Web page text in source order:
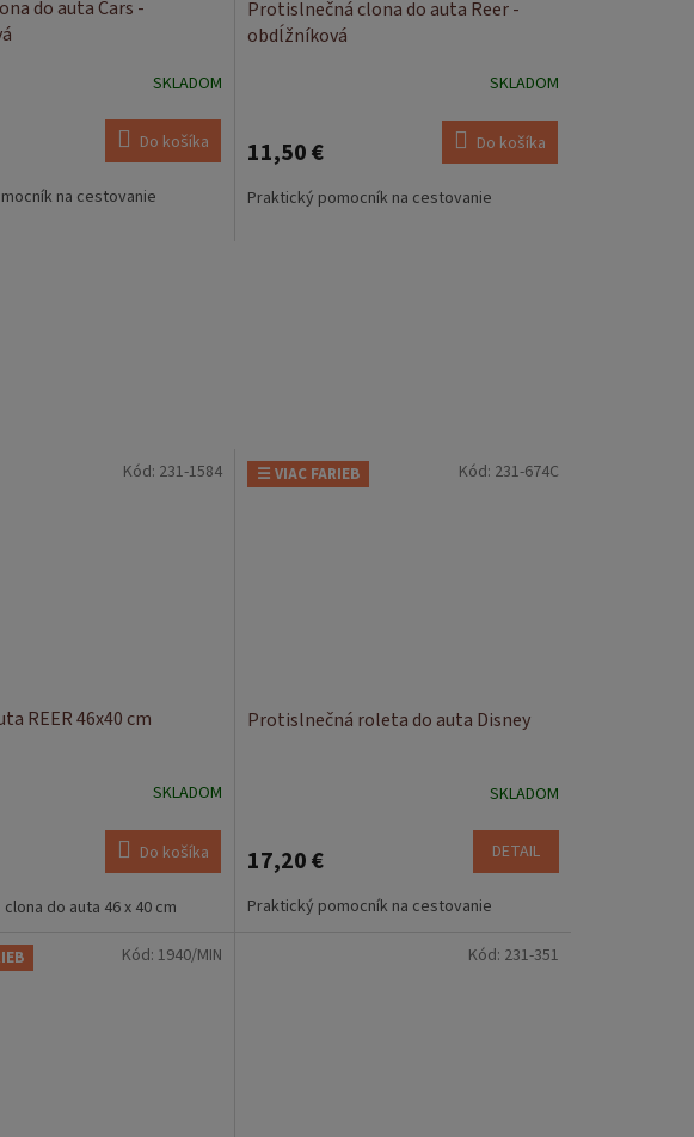
do auta Cars -
SKLADOM
Do košíka
na cestovanie
Protislnečná clona do auta Reer -
obdĺžníková
SKLADOM
11,50 € Do košíka
Praktický pomocník na cestovanie
REER 46x40 cm
SKLADOM
Do košíka
do auta 46 x 40 cm
Kód: 231-1584 ☰ VIAC FARIEB
Protislnečná roleta do auta Disney
SKLADOM
17,20 € DETAIL
Praktický pomocník na cestovanie
Kód: 231-674C
Kód: 1940/MIN Kód: 231-351